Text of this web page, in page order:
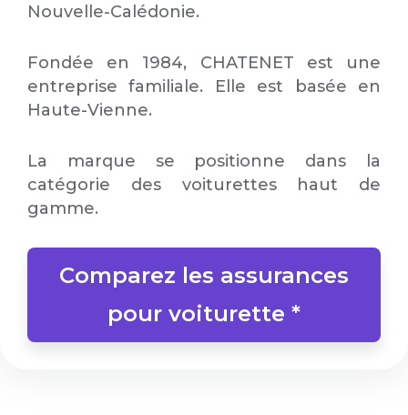
Nouvelle-Calédonie.
Fondée en 1984, CHATENET est une
entreprise familiale. Elle est basée en
Haute-Vienne.
La marque se positionne dans la
catégorie des voiturettes haut de
gamme.
Comparez les assurances
pour voiturette *